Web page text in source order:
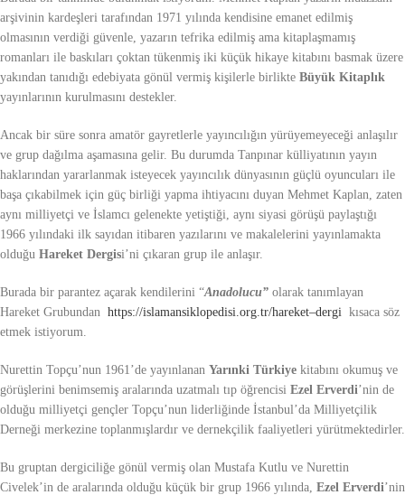
arşivinin kardeşleri tarafından 1971 yılında kendisine emanet edilmiş
olmasının verdiği güvenle, yazarın tefrika edilmiş ama kitaplaşmamış
romanları ile baskıları çoktan tükenmiş iki küçük hikaye kitabını basmak üzere
yakından tanıdığı edebiyata gönül vermiş kişilerle birlikte Büyük Kitaplık
yayınlarının kurulmasını destekler.
Ancak bir süre sonra amatör gayretlerle yayıncılığın yürüyemeyeceği anlaşılır
ve grup dağılma aşamasına gelir. Bu durumda Tanpınar külliyatının yayın
haklarından yararlanmak isteyecek yayıncılık dünyasının güçlü oyuncuları ile
başa çıkabilmek için güç birliği yapma ihtiyacını duyan Mehmet Kaplan, zaten
aynı milliyetçi ve İslamcı gelenekte yetiştiği, aynı siyasi görüşü paylaştığı
1966 yılındaki ilk sayıdan itibaren yazılarını ve makalelerini yayınlamakta
olduğu Hareket Dergisi’ni çıkaran grup ile anlaşır.
Burada bir parantez açarak kendilerini “Anadolucu” olarak tanımlayan
Hareket Grubundan https://islamansiklopedisi.org.tr/hareket–dergi kısaca söz
etmek istiyorum.
Nurettin Topçu’nun 1961’de yayınlanan Yarınki Türkiye kitabını okumuş ve
görüşlerini benimsemiş aralarında uzatmalı tıp öğrencisi Ezel Erverdi’nin de
olduğu milliyetçi gençler Topçu’nun liderliğinde İstanbul’da Milliyetçilik
Derneği merkezine toplanmışlardır ve dernekçilik faaliyetleri yürütmektedirler.
Bu gruptan dergiciliğe gönül vermiş olan Mustafa Kutlu ve Nurettin
Civelek’in de aralarında olduğu küçük bir grup 1966 yılında, Ezel Erverdi’nin